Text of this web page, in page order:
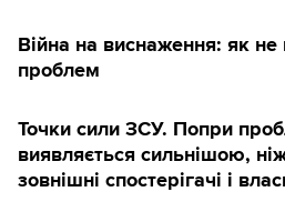
Війна на виснаження: як
проблем
Точки сили ЗСУ. Попри
виявляється сильнішою,
зовнішні спостерігачі і